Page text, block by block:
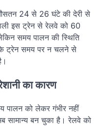
24 से 26 घंटे की देरी से
इस ट्रेन से रेलवे को 60
समय पालन की स्थिति
ट्रेन समय पर न चलने से
का कारण
पालन को लेकर गंभीर नहीं
सामान्य बन चुका है। रेलवे को